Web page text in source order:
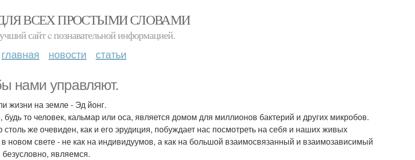
ВСЕХ ПРОСТЫМИ СЛОВАМИ
сайт c познавательной информацией.
главная новости статьи
нами управляют.
жизни на земле - Эд йонг.
то человек, кальмар или оса, является домом для миллионов бактерий и других микробов.
же очевиден, как и его эрудиция, побуждает нас посмотреть на себя и наших живых
в новом свете - не как на индивидуумов, а как на большой взаимосвязанный и взаимозависимый
являемся.